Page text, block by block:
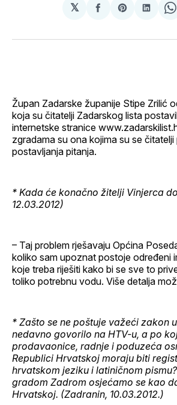
𝕏
podijeliShare
Župan Zadarske županije Stipe Zrilić
koja su čitatelji Zadarskog lista
internetske stranice
zgradama su ona kojima su se
postavljanja pitanja.
* Kada će konačno žitelji Vinjerca
12.03.2012)
– Taj problem rješavaju Općina
koliko sam upoznat postoje određeni
koje treba riješiti kako bi se sve to
toliko potrebnu vodu. Više detalja
* Zašto se ne poštuje važeći zakon
nedavno govorilo na HTV-u, a po
prodavaonice, radnje i poduzeća
Republici Hrvatskoj moraju biti
hrvatskom jeziku i latiničnom
gradom Zadrom osjećamo se kao
Hrvatskoj. (Zadranin, 10.03.2012.)